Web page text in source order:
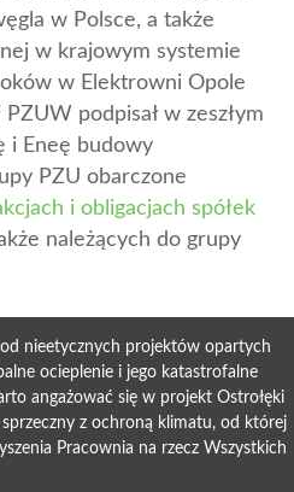
w Polsce, a także
w krajowym systemie
w Elektrowni Opole
podpisał w zeszłym
i Eneę budowy
PZU obarczone
i obligacjach spółek
należących do grupy
nieetycznych projektów opartych
ocieplenie i jego katastrofalne
angażować się w projekt Ostrołęki
z ochroną klimatu, od której
Pracownia na rzecz Wszystkich